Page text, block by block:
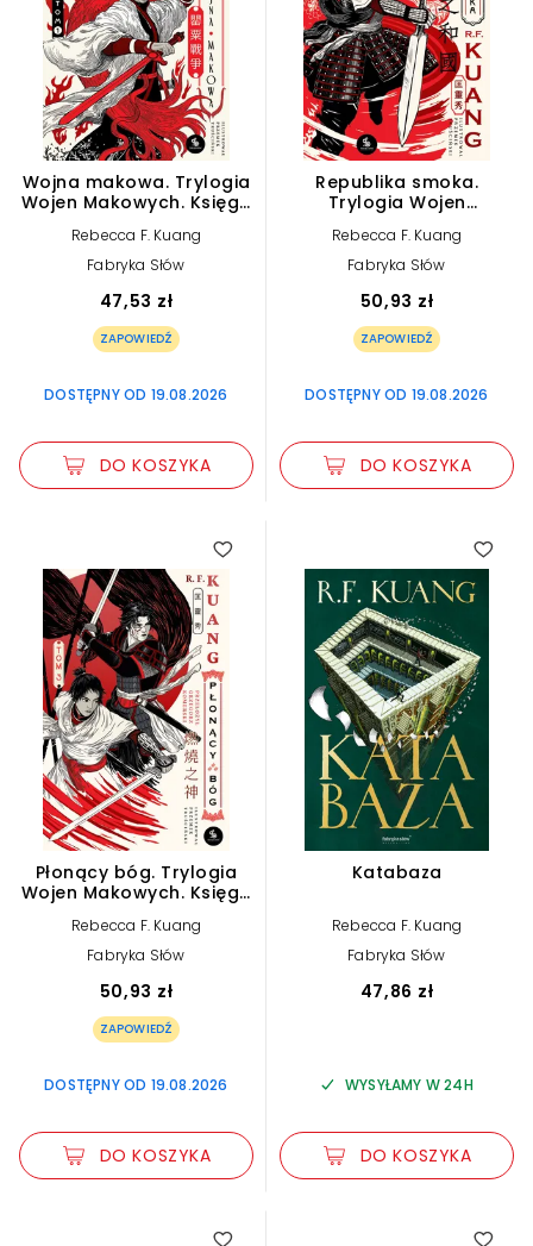
Wojna makowa. Trylogia
Wojen Makowych. Księga
Rebecca F. Kuang
Fabryka Słów
47,53 zł
ZAPOWIEDŹ
DOSTĘPNY OD 19.08.2026
DO KOSZYKA
Republika smoka.
Trylogia Wojen
(barwione brzegi)
Rebecca F. Kuang
Fabryka Słów
50,93 zł
ZAPOWIEDŹ
DOSTĘPNY OD 19.08.2026
DO KOSZYKA
Płonący bóg. Trylogia
Wojen Makowych. Księga
Rebecca F. Kuang
Fabryka Słów
50,93 zł
ZAPOWIEDŹ
DOSTĘPNY OD 19.08.2026
DO KOSZYKA
5.00
Katabaza
Rebecca F. Kuang
Fabryka Słów
47,86 zł
WYSYŁAMY W 24H
DO KOSZYKA
5.00 4.50